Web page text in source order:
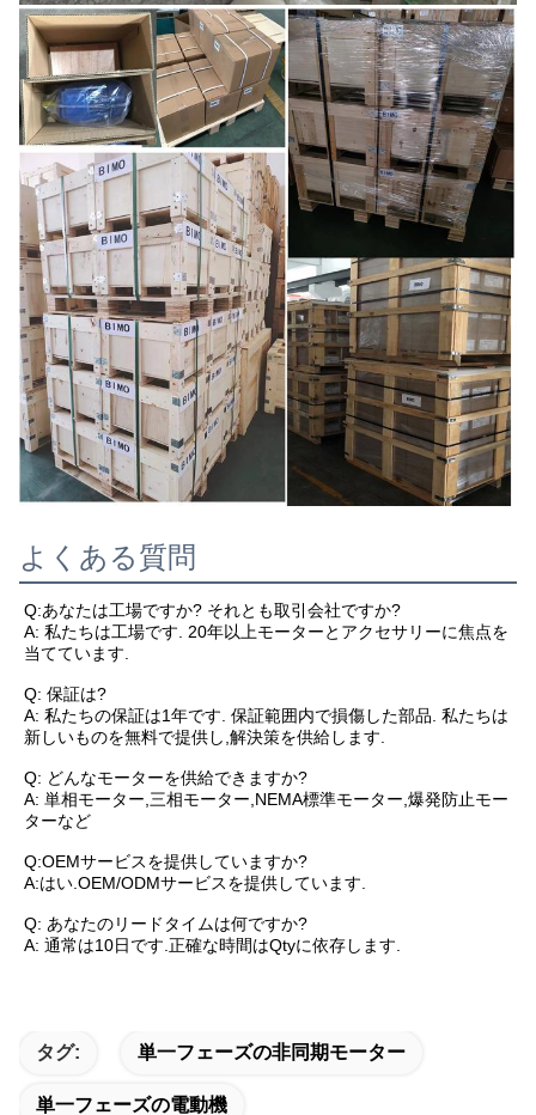
よくある質問
Q:あなたは工場ですか? それとも取引会社ですか?
A: 私たちは工場です. 20年以上モーターとアクセサリーに焦点を
当てています.
Q: 保証は?
A: 私たちの保証は1年です. 保証範囲内で損傷した部品. 私たちは
新しいものを無料で提供し,解決策を供給します.
Q: どんなモーターを供給できますか?
A: 単相モーター,三相モーター,NEMA標準モーター,爆発防止モー
ターなど
Q:OEMサービスを提供していますか?
A:はい.OEM/ODMサービスを提供しています.
Q: あなたのリードタイムは何ですか?
A: 通常は10日です.正確な時間はQtyに依存します.
タグ: 単一フェーズの非同期モーター
単一フェーズの電動機